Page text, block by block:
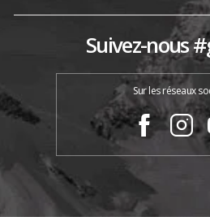
Suivez-nous
Sur les réseaux